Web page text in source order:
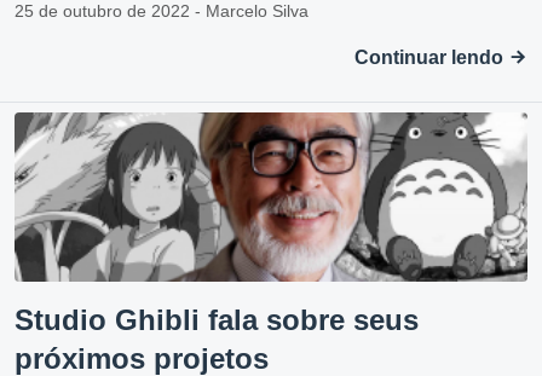
25 de outubro de 2022 - Marcelo Silva
Continuar lendo
Studio Ghibli fala sobre seus
próximos projetos